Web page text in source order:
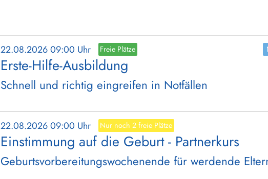
22.08.2026 09:00 Uhr Freie Plätze
Erste-Hilfe-Ausbildung
Schnell und richtig eingreifen in Notfällen
22.08.2026 09:00 Uhr Nur noch 2 freie Plätze
Einstimmung auf die Geburt - Partnerkurs
Geburtsvorbereitungswochenende für werdende